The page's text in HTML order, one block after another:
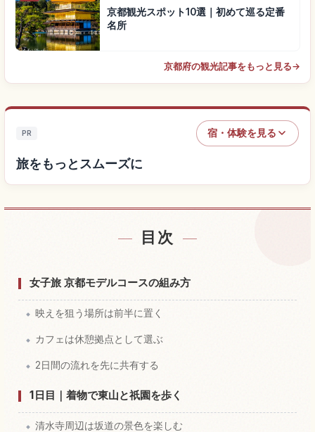
京都観光スポット10選｜初めて巡る定番
名所
京都府の観光記事をもっと見る→
PR 宿・体験を見る
旅をもっとスムーズに
宿を探す
体験を探す↗
目次
女子旅 京都モデルコースの組み方
映えを狙う場所は前半に置く
カフェは休憩拠点として選ぶ
2日間の流れを先に共有する
1日目｜着物で東山と祇園を歩く
清水寺周辺は坂道の景色を楽しむ